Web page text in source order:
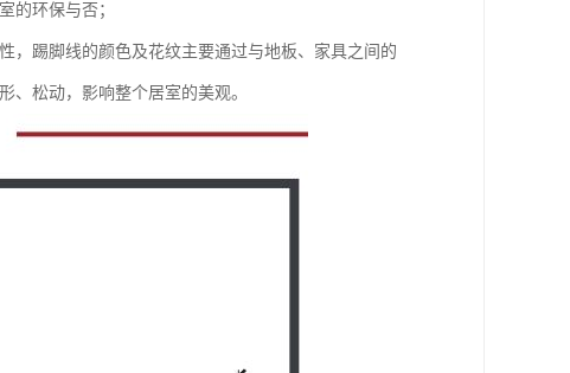
的环保与否；
，踢脚线的颜色及花纹主要通过与地板、家具之间的
、松动，影响整个居室的美观。